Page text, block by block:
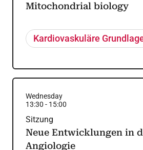
Mitochondrial biology
Kardiovaskuläre
Wednesday
13:30 - 15:00
Sitzung
Neue Entwicklungen in
Angiologie